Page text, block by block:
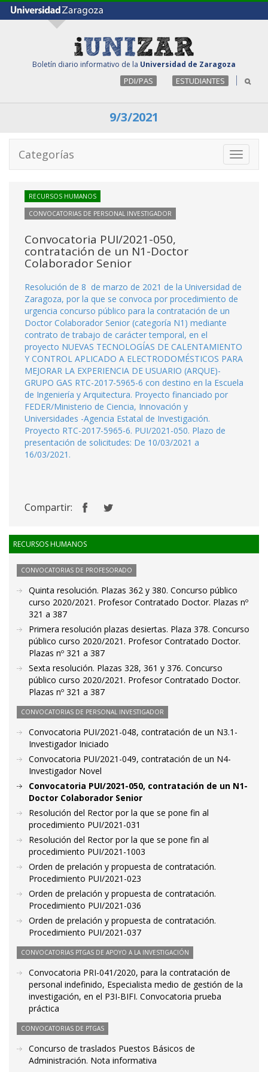
Boletín diario informativo de la Universidad de Zaragoza
PDI/PAS ESTUDIANTES
9/3/2021
Toggle
Categorías
RECURSOS HUMANOS
CONVOCATORIAS DE PERSONAL INVESTIGADOR
Convocatoria PUI/2021-050,
contratación de un N1-Doctor
Colaborador Senior
Resolución de 8 de marzo de 2021 de la Universidad de
Zaragoza, por la que se convoca por procedimiento de
urgencia concurso público para la contratación de un
Doctor Colaborador Senior (categoría N1) mediante
contrato de trabajo de carácter temporal, en el
proyecto NUEVAS TECNOLOGÍAS DE CALENTAMIENTO
Y CONTROL APLICADO A ELECTRODOMÉSTICOS PARA
MEJORAR LA EXPERIENCIA DE USUARIO (ARQUE)-
GRUPO GAS RTC-2017-5965-6 con destino en la Escuela
de Ingeniería y Arquitectura. Proyecto financiado por
FEDER/Ministerio de Ciencia, Innovación y
Universidades -Agencia Estatal de Investigación.
Proyecto RTC-2017-5965-6. PUI/2021-050. Plazo de
presentación de solicitudes: De 10/03/2021 a
16/03/2021.
Compartir:
RECURSOS HUMANOS
CONVOCATORIAS DE PROFESORADO
Quinta resolución. Plazas 362 y 380. Concurso público
curso 2020/2021. Profesor Contratado Doctor. Plazas nº
321 a 387
Primera resolución plazas desiertas. Plaza 378. Concurso
público curso 2020/2021. Profesor Contratado Doctor.
Plazas nº 321 a 387
Sexta resolución. Plazas 328, 361 y 376. Concurso
público curso 2020/2021. Profesor Contratado Doctor.
Plazas nº 321 a 387
CONVOCATORIAS DE PERSONAL INVESTIGADOR
Convocatoria PUI/2021-048, contratación de un N3.1-
Investigador Iniciado
Convocatoria PUI/2021-049, contratación de un N4-
Investigador Novel
Convocatoria PUI/2021-050, contratación de un N1-
Doctor Colaborador Senior
Resolución del Rector por la que se pone fin al
procedimiento PUI/2021-031
Resolución del Rector por la que se pone fin al
procedimiento PUI/2021-1003
Orden de prelación y propuesta de contratación.
Procedimiento PUI/2021-023
Orden de prelación y propuesta de contratación.
Procedimiento PUI/2021-036
Orden de prelación y propuesta de contratación.
Procedimiento PUI/2021-037
CONVOCATORIAS PTGAS DE APOYO A LA INVESTIGACIÓN
Convocatoria PRI-041/2020, para la contratación de
personal indefinido, Especialista medio de gestión de la
investigación, en el P3I-BIFI. Convocatoria prueba
práctica
CONVOCATORIAS DE PTGAS
Concurso de traslados Puestos Básicos de
Administración. Nota informativa